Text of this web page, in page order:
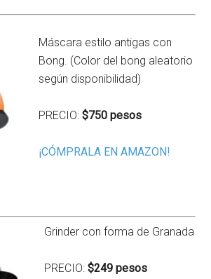
Máscara estilo antigas con
Bong. (Color del bong aleatorio
según disponibilidad)
PRECIO:$750 pesos
¡CÓMPRALA EN AMAZON!
Grinder con forma de Granada
PRECIO:$249 pesos